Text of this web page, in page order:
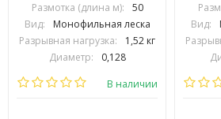
Размотка (длина м):
50
Вид:
Монофильная леска
Разрывная нагрузка:
1,52 кг
Диаметр:
0,128
Выберите цвет:
В наличии
Вид: